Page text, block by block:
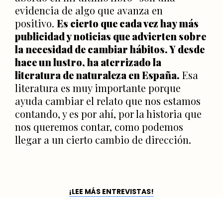
evidencia de algo que avanza en
positivo. Es cierto que cada vez hay más
publicidad y noticias que advierten sobre
la necesidad de cambiar hábitos. Y desde
hace un lustro, ha aterrizado la
literatura de naturaleza en España. Esa
literatura es muy importante porque
ayuda cambiar el relato que nos estamos
contando, y es por ahí, por la historia que
nos queremos contar, como podemos
llegar a un cierto cambio de dirección.
¡LEE MÁS ENTREVISTAS!